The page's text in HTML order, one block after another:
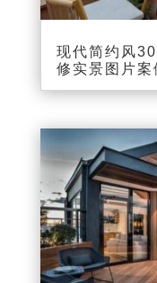
现代简约风
修实景图片案